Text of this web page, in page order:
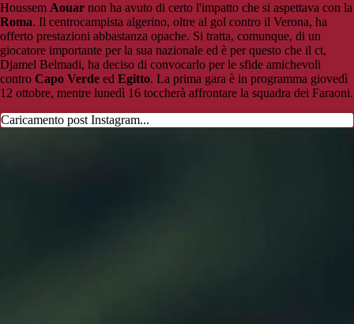
Houssem Aouar non ha avuto di certo l'impatto che si aspettava con la
Roma. Il centrocampista algerino, oltre al gol contro il Verona, ha
offerto prestazioni abbastanza opache. Si tratta, comunque, di un
giocatore importante per la sua nazionale ed è per questo che il ct,
Djamel Belmadi, ha deciso di convocarlo per le sfide amichevoli
contro Capo Verde ed Egitto. La prima gara è in programma giovedì
12 ottobre, mentre lunedì 16 toccherà affrontare la squadra dei Faraoni.
Caricamento post Instagram...